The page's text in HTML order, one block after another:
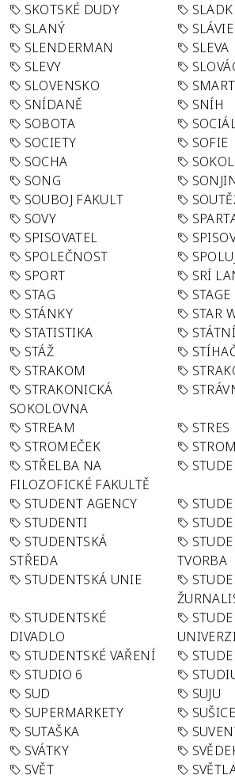
SKOTSKÉ DUDY
SLANÝ
SLÁVIE
SLENDERMAN
SLEVA
SLEVY
SLOVENSKO
SNÍDANĚ
SNÍH
SOBOTA
SOCIETY
SOFIE
SOCHA
SONG
SOUBOJ FAKULT
SOVY
SPISOVATEL
SPOLEČNOST
SPORT
SRÍ
STAG
STAGE
STÁNKY
STAR
STATISTIKA
STÁŽ
STRAKOM
STRAKONICKÁ
SOKOLOVNA
STREAM
STRES
STROMEČEK
STŘELBA NA
FILOZOFICKÉ FAKULTĚ
STUDENT AGENCY
STUDENTI
STUDENTSKÁ
STŘEDA
TVORBA
STUDENTSKÁ UNIE
STUDENTSKÉ
DIVADLO
STUDENTSKÉ VAŘENÍ
STUDIO 6
SUD
SUJU
SUPERMARKETY
SUŠICE
SUTAŠKA
SVÁTKY
SVĚT